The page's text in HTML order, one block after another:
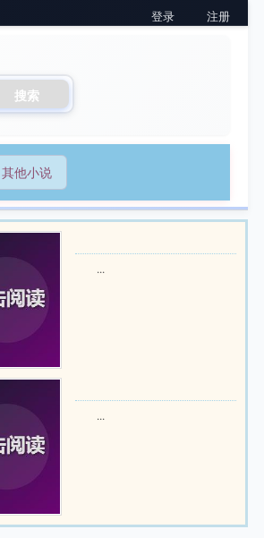
登录 注册
搜索
其他小说
...
...